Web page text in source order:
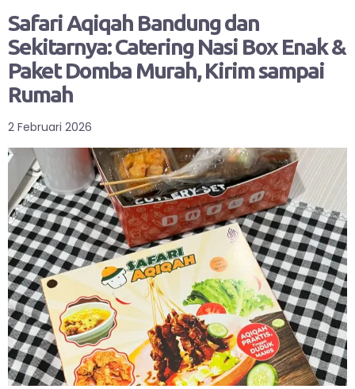
Safari Aqiqah Bandung dan
Sekitarnya: Catering Nasi Box Enak &
Paket Domba Murah, Kirim sampai
Rumah
2 Februari 2026